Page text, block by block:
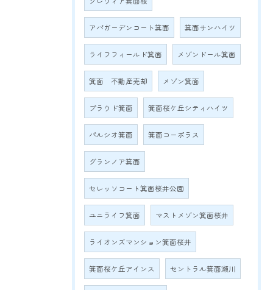
アパガーデンコート箕面 箕面サンハイツ
ライフフィールド箕面 メゾンドール箕面
箕面 不動産売却 メゾン箕面
プラウド箕面 箕面桜ケ丘シティハイツ
パルシオ箕面 箕面コーポラス
グランノア箕面
セレッソコート箕面桜井公園
ユニライフ箕面 マストメゾン箕面桜井
ライオンズマンション箕面桜井
箕面桜ケ丘アインス セントラル箕面瀬川